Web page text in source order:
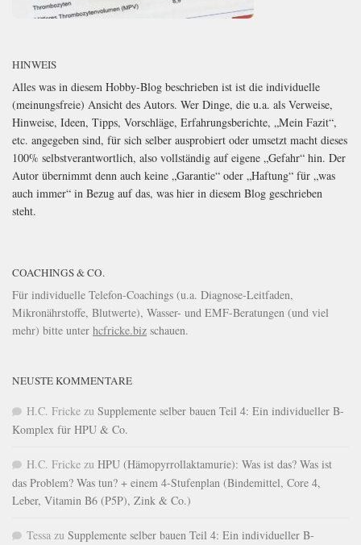
HINWEIS
Alles was in diesem Hobby-Blog beschrieben ist ist die individuelle
(meinungsfreie) Ansicht des Autors. Wer Dinge, die u.a. als Verweise,
Hinweise, Ideen, Tipps, Vorschläge, Erfahrungsberichte, „Mein Fazit“,
etc. angegeben sind, für sich selber ausprobiert oder umsetzt macht dieses
100% selbstverantwortlich, also vollständig auf eigene „Gefahr“ hin. Der
Autor übernimmt denn auch keine „Garantie“ oder „Haftung“ für „was
auch immer“ in Bezug auf das, was hier in diesem Blog geschrieben
steht.
COACHINGS & CO.
Für individuelle Telefon-Coachings (u.a. Diagnose-Leitfaden,
Mikronährstoffe, Blutwerte), Wasser- und EMF-Beratungen (und viel
mehr) bitte unter hcfricke.biz schauen.
NEUSTE KOMMENTARE
H.C. Fricke zu Supplemente selber bauen Teil 4: Ein individueller B-
Komplex für HPU & Co.
H.C. Fricke zu HPU (Hämopyrrollaktamurie): Was ist das? Was ist
das Problem? Was tun? + einem 4-Stufenplan (Bindemittel, Core 4,
Leber, Vitamin B6 (P5P), Zink & Co.)
Tessa zu Supplemente selber bauen Teil 4: Ein individueller B-